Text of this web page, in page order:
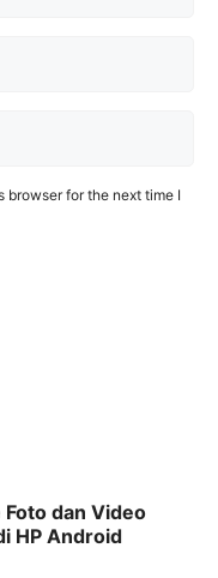
browser for the next time I
dan Video
HP Android